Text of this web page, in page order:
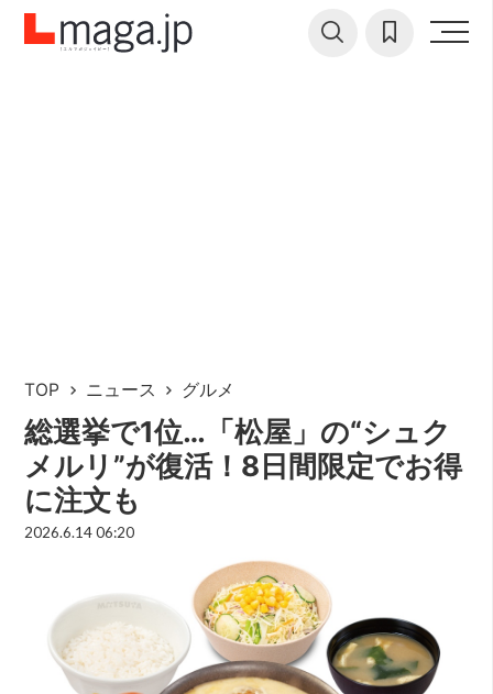
TOP ニュース グルメ
総選挙で1位…「松屋」の“シュク
メルリ”が復活！8日間限定でお得
に注文も
2026.6.14 06:20